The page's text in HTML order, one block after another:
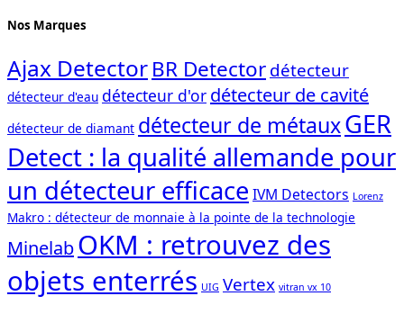
Nos Marques
Ajax DetectorBR Detectordétecteur
détecteur d'eau détecteur d'or détecteur de cavité
détecteur de diamant détecteur de métauxGER
Detect : la qualité allemande pour
un détecteur efficace IVM Detectors Lorenz
Makro : détecteur de monnaie à la pointe de la technologie
MinelabOKM : retrouvez des
objets enterrés UIG Vertex vitran vx 10